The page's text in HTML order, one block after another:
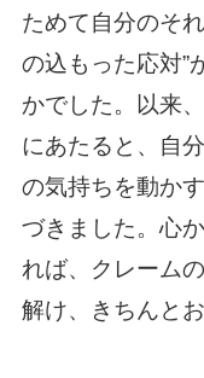
ためて自分のそ
の込もった応対”
かでした。以来
にあたると、自
の気持ちを動か
づきました。心
れば、クレーム
解け、きちんと